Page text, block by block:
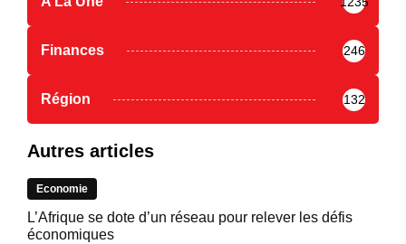
Finances 246
Région 132
Autres articles
Economie
L’Afrique se dote d’un réseau pour relever les défis
économiques